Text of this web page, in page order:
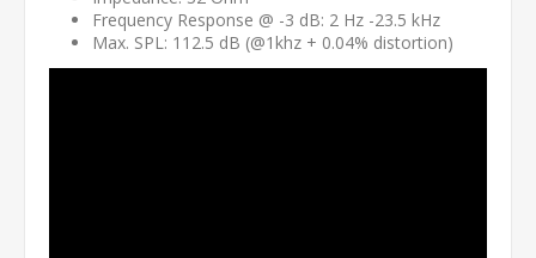
Frequency Response @ -3 dB: 2 Hz -23.5 kHz
Max. SPL: 112.5 dB (@1khz + 0.04% distortion)